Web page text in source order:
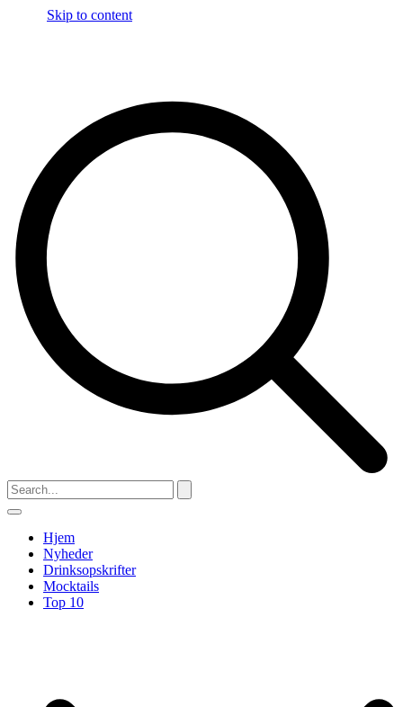
Skip to content
Hjem
Nyheder
Drinksopskrifter
Mocktails
Top 10